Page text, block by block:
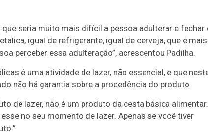
seria muito mais difícil a pessoa adulterar e fechar
igual de refrigerante, igual de cerveja, que é mais
perceber essa adulteração”, acrescentou Padilha.
é uma atividade de lazer, não essencial, e que
não há garantia sobre a procedência do produto.
de lazer, não é um produto da cesta básica alimentar.
no seu momento de lazer. Apenas se você tiver